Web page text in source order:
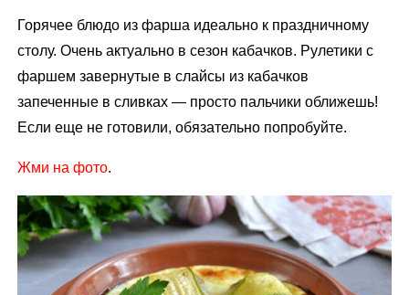
Горячее блюдо из фарша идеально к праздничному
столу. Очень актуально в сезон кабачков. Рулетики с
фаршем завернутые в слайсы из кабачков
запеченные в сливках — просто пальчики оближешь!
Если еще не готовили, обязательно попробуйте.
Жми на фото.